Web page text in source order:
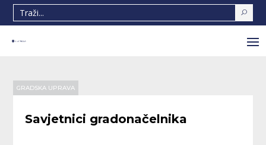
GRADSKA UPRAVA
Savjetnici gradonačelnika